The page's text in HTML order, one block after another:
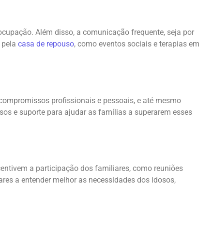
Além disso, a comunicação frequente, seja por
casa de repouso, como eventos sociais e terapias em
profissionais e pessoais, e até mesmo
e suporte para ajudar as famílias a superarem esses
a participação dos familiares, como reuniões
a entender melhor as necessidades dos idosos,